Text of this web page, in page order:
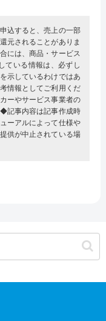
込すると、売上の一部
元されることがありま
には、商品・サービス
ている情報は、必ずし
示しているわけではあ
情報としてご利用くだ
ーやサービス事業者の
記事内容は記事作成時
ーアルによって仕様や
供が中止されている場